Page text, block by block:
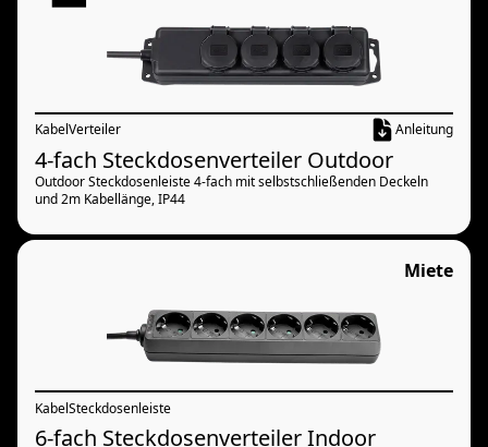
KabelVerteiler Anleitung
4-fach Steckdosenverteiler Outdoor
Outdoor Steckdosenleiste 4-fach mit selbstschließenden Deckeln
und 2m Kabellänge, IP44
Miete
KabelSteckdosenleiste
6-fach Steckdosenverteiler Indoor